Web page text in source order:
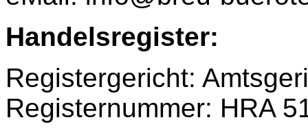
Handelsregister:
Registergericht:
Registernummer: HRA